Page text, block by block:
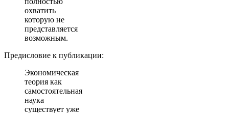
охватить
которую не
представляется
возможным.
Предисловие к публикации:
Экономическая
теория как
самостоятельная
наука
существует уже